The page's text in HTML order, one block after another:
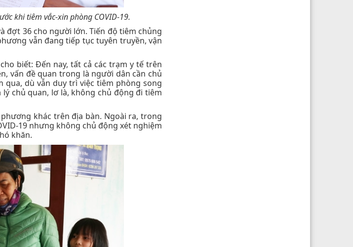
khi tiêm vắc-xin phòng COVID-19.
đợt 36 cho người lớn. Tiến độ tiêm chủng
vẫn đang tiếp tục tuyên truyền, vận
biết: Đến nay, tất cả các trạm y tế trên
vấn đề quan trong là người dân cần chủ
dù vẫn duy trì việc tiêm phòng song
chủ quan, lơ là, không chủ động đi tiêm
khác trên địa bàn. Ngoài ra, trong
19 nhưng không chủ động xét nghiệm
khăn.